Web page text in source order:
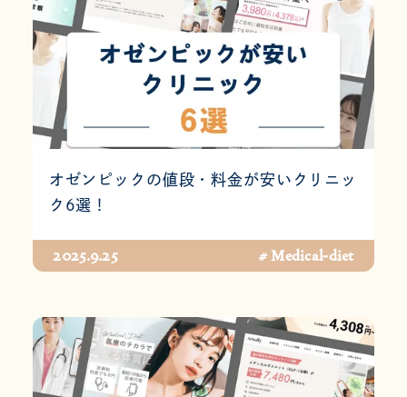
オゼンピックの値段・料金が安いクリニッ
ク6選！
2025.9.25 # Medical-diet